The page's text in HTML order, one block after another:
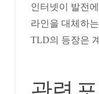
인터넷이 발전
라인을 대체하
TLD의 등장은